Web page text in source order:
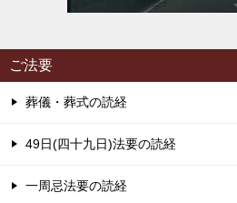
ご法要
葬儀・葬式の読経
49日(四十九日)法要の読経
一周忌法要の読経